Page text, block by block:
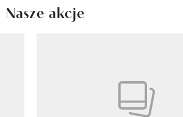
Nasze akcje